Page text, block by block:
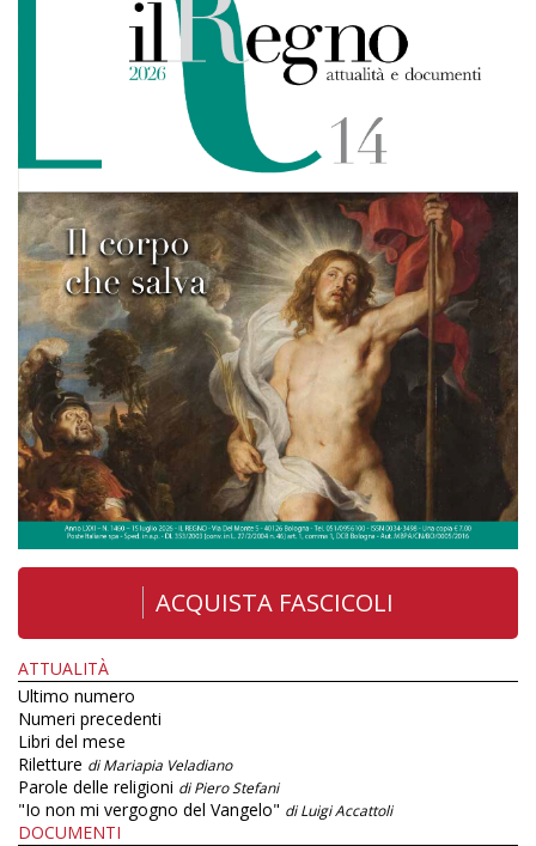
ACQUISTA FASCICOLI
ATTUALITÀ
Ultimo numero
Numeri precedenti
Libri del mese
Riletture di Mariapia Veladiano
Parole delle religioni di Piero Stefani
"Io non mi vergogno del Vangelo" di Luigi Accattoli
DOCUMENTI